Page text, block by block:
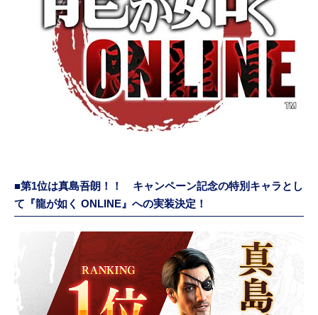
■第1位は真島吾朗！！ キャンペーン記念の特別キャラとし
て『龍が如く ONLINE』への実装決定！